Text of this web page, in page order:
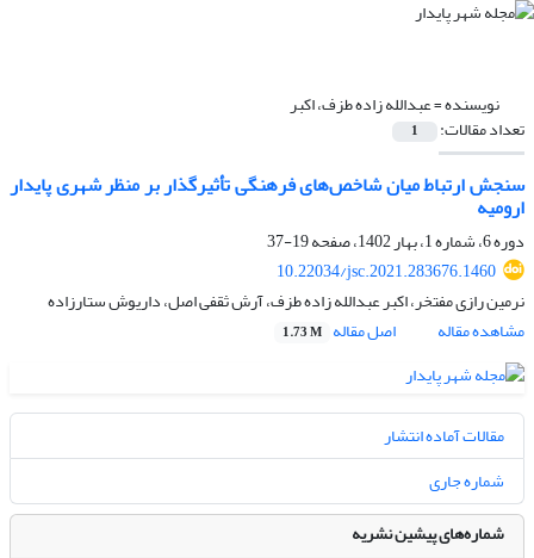
نویسنده =عبدالله زاده طزف، اکبر
تعداد مقالات: 1
سنجش ارتباط میان شاخص‌های فرهنگی تأثیرگذار بر منظر شهری پایدار
ارومیه
دوره 6، شماره 1، بهار 1402، صفحه
19-37
10.22034/jsc.2021.283676.1460
نرمین رازی مفتخر، اکبر عبدالله زاده طزف، آرش ثقفی اصل، داریوش ستارزاده
مشاهده مقاله
اصل مقاله 1.73 M
مقالات آماده انتشار
شماره جاری
شماره‌های پیشین نشریه